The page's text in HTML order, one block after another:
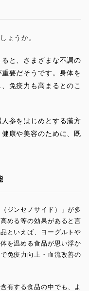
ょうか。
と、 さまざまな不調の
要だそうです。身体を
免疫力も高まるとのこ
参をはじめとする漢方
康や美容のために、既
ジンセノサイド）」が多
める等の効果があると言
といえば、ヨーグルトや
を温める食品が思い浮か
免疫力向上・血流改善の
有する食品の中でも、よ